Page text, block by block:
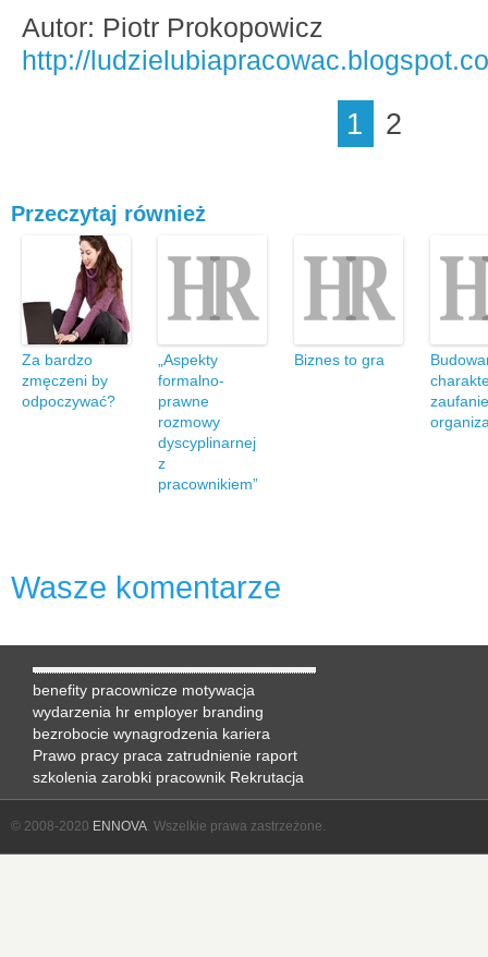
Autor: Piotr Prokopowicz
http://
1 2
Przeczytaj również
Za bardzo
zmęczeni by
odpoczywać?
„Aspekty
formalno-
prawne
rozmowy
dyscyplinarnej
z
pracownikiem”
Biznes to gra
Wasze komentarze
benefity pracownicze motywacja
wydarzenia hr employer branding
bezrobocie wynagrodzenia kariera
Prawo pracy praca zatrudnienie raport
szkolenia zarobki pracownik Rekrutacja
© 2008-2020 ENNOVA. Wszelkie prawa zastrzeżone.